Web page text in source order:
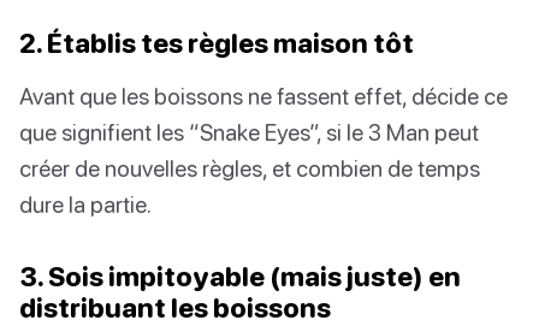
2. Établis tes règles maison tôt
Avant que les boissons ne fassent effet, décide ce
que signifient les “Snake Eyes”, si le 3 Man peut
créer de nouvelles règles, et combien de temps
dure la partie.
3. Sois impitoyable (mais juste) en
distribuant les boissons